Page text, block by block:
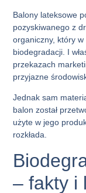
Balony lateksowe
pozyskiwanego z
organiczny, który
biodegradacji. I
przekazach
przyjazne
Jednak sam
balon został
użyte w jego
rozkłada.
– fakty i